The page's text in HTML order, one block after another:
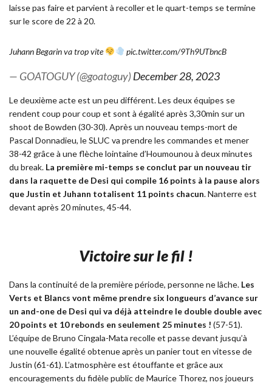
laisse pas faire et parvient à recoller et le quart-temps se termine
sur le score de 22 à 20.
Juhann Begarin va trop vite pic.twitter.com/9Th9UTbncB
— GOATOGUY (@goatoguy)December 28, 2023
Le deuxième acte est un peu différent. Les deux équipes se
rendent coup pour coup et sont à égalité après 3,30min sur un
shoot de Bowden (30-30). Après un nouveau temps-mort de
Pascal Donnadieu, le SLUC va prendre les commandes et mener
38-42 grâce à une flèche lointaine d’Houmounou à deux minutes
du break. La première mi-temps se conclut par un nouveau tir
dans la raquette de Desi qui compile 16 points à la pause alors
que Justin et Juhann totalisent 11 points chacun. Nanterre est
devant après 20 minutes, 45-44.
Victoire sur le fil !
Dans la continuité de la première période, personne ne lâche. Les
Verts et Blancs vont même prendre six longueurs d’avance sur
un and-one de Desi qui va déjà atteindre le double double avec
20 points et 10 rebonds en seulement 25 minutes ! (57-51).
L’équipe de Bruno Cingala-Mata recolle et passe devant jusqu’à
une nouvelle égalité obtenue après un panier tout en vitesse de
Justin (61-61). L’atmosphère est étouffante et grâce aux
encouragements du fidèle public de Maurice Thorez, nos joueurs